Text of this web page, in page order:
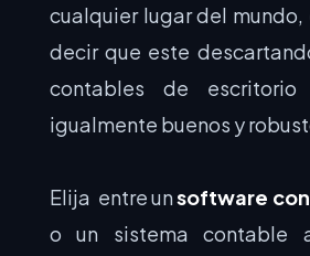
cualquier lugar del mundo,
decir que este
contables de
igualmente buenos y
Elija entre unsoftware
o un sistema contable